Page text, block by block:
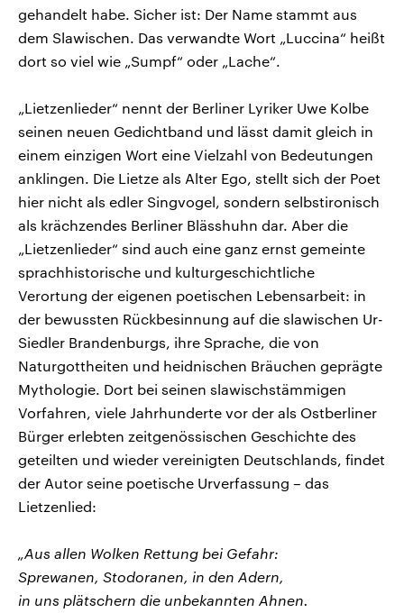
gehandelt habe. Sicher ist: Der Name stammt aus
dem Slawischen. Das verwandte Wort „Luccina“ heißt
dort so viel wie „Sumpf“ oder „Lache“.
„Lietzenlieder“ nennt der Berliner Lyriker Uwe Kolbe
seinen neuen Gedichtband und lässt damit gleich in
einem einzigen Wort eine Vielzahl von Bedeutungen
anklingen. Die Lietze als Alter Ego, stellt sich der Poet
hier nicht als edler Singvogel, sondern selbstironisch
als krächzendes Berliner Blässhuhn dar. Aber die
„Lietzenlieder“ sind auch eine ganz ernst gemeinte
sprachhistorische und kulturgeschichtliche
Verortung der eigenen poetischen Lebensarbeit: in
der bewussten Rückbesinnung auf die slawischen Ur-
Siedler Brandenburgs, ihre Sprache, die von
Naturgottheiten und heidnischen Bräuchen geprägte
Mythologie. Dort bei seinen slawischstämmigen
Vorfahren, viele Jahrhunderte vor der als Ostberliner
Bürger erlebten zeitgenössischen Geschichte des
geteilten und wieder vereinigten Deutschlands, findet
der Autor seine poetische Urverfassung – das
Lietzenlied:
„Aus allen Wolken Rettung bei Gefahr:
Sprewanen, Stodoranen, in den Adern,
in uns plätschern die unbekannten Ahnen.